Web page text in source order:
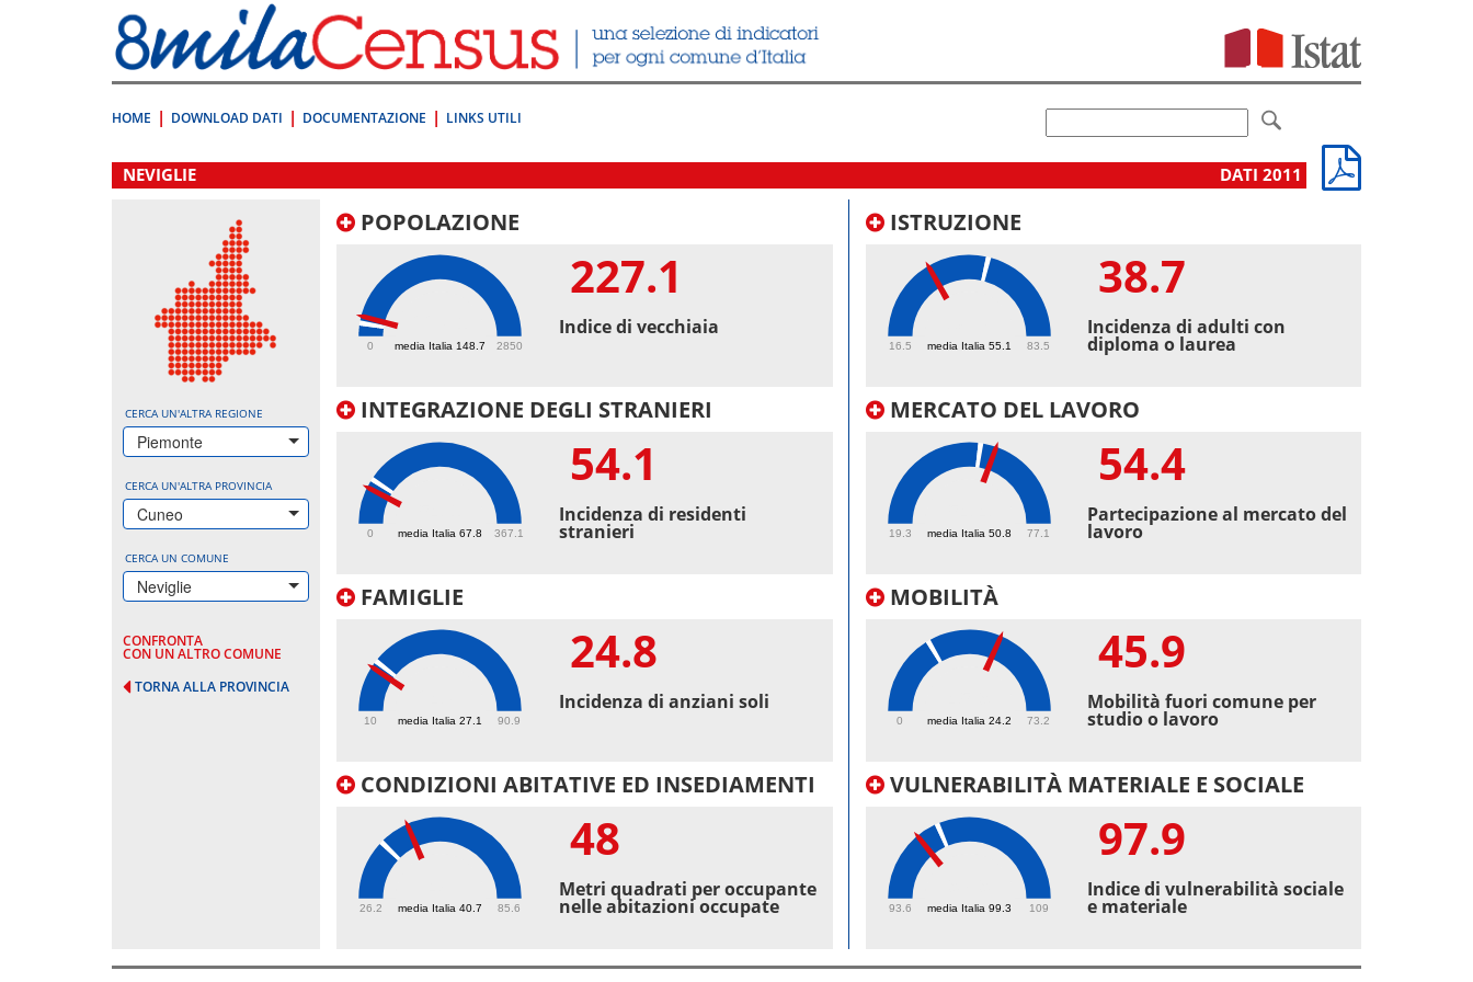
direttamente
a:
Contenuto
HOME DOWNLOAD DATI DOCUMENTAZIONE LINKS UTILI
.
NEVIGLIE DATI 2011
CERCA UN'ALTRA REGIONE
Piemonte
CERCA UN'ALTRA PROVINCIA
Cuneo
CERCA UN COMUNE
Neviglie
CONFRONTA
CON UN ALTRO COMUNE
TORNA ALLA PROVINCIA
POPOLAZIONE
media Italia 148.7
0 2850
227.1
Indice di vecchiaia
INTEGRAZIONE DEGLI STRANIERI
media Italia 67.8
0 367.1
54.1
Incidenza di residenti
stranieri
FAMIGLIE
media Italia 27.1
10 90.9
24.8
Incidenza di anziani soli
CONDIZIONI ABITATIVE ED INSEDIAMENTI
media Italia 40.7
26.2 85.6
48
Metri quadrati per occupante
nelle abitazioni occupate
ISTRUZIONE
media Italia 55.1
16.5 83.5
38.7
Incidenza di adulti con
diploma o laurea
MERCATO DEL LAVORO
media Italia 50.8
19.3 77.1
54.4
Partecipazione al mercato del
lavoro
MOBILITÀ
media Italia 24.2
0 73.2
45.9
Mobilità fuori comune per
studio o lavoro
VULNERABILITÀ MATERIALE E SOCIALE
media Italia 99.3
93.6 109
97.9
Indice di vulnerabilità sociale
e materiale